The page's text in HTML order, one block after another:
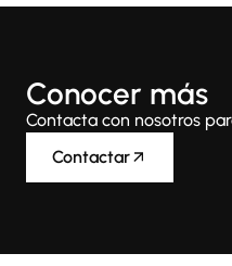
Conocer más
Contacta con nosotros
Contactar